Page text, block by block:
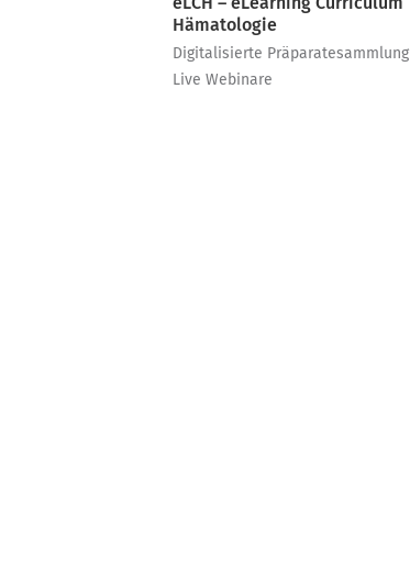
Hämatologie
Digitalisierte Präparatesammlung
Live Webinare